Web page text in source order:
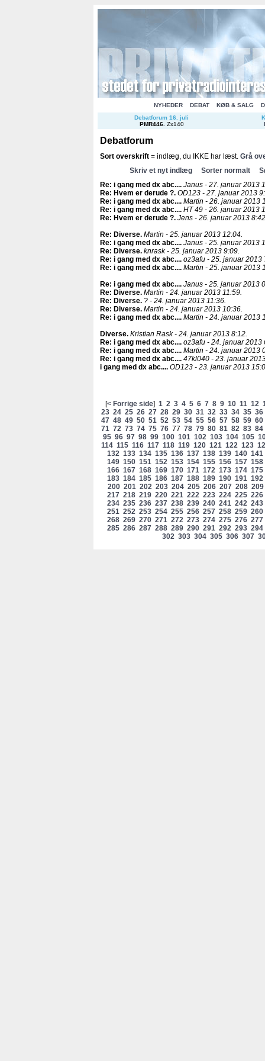
NYHEDER DEBAT KØB & SALG
Debatforum 16. juli
PMR446. Zx140
Debatforum
Sort overskrift = indlæg, du IKKE har læst. Grå
Skriv et nyt indlæg
Sorter normalt
Re: i gang med dx abc.... Janus - 27. januar 2013
Re: Hvem er derude ?. OD123 - 27. januar 2013
Re: i gang med dx abc.... Martin - 26. januar 2013
Re: i gang med dx abc.... HT 49 - 26. januar 2013
Re: Hvem er derude ?. Jens - 26. januar 2013
Re: Diverse. Martin - 25. januar 2013 12:04.
Re: i gang med dx abc.... Janus - 25. januar 2013
Re: Diverse. knrask - 25. januar 2013 9:09.
Re: i gang med dx abc.... oz3afu - 25. januar 2013
Re: i gang med dx abc.... Martin - 25. januar 2013
Re: i gang med dx abc.... Janus - 25. januar 2013
Re: Diverse. Martin - 24. januar 2013 11:59.
Re: Diverse. ? - 24. januar 2013 11:36.
Re: Diverse. Martin - 24. januar 2013 10:36.
Re: i gang med dx abc.... Martin - 24. januar 2013
Diverse. Kristian Rask - 24. januar 2013 8:12.
Re: i gang med dx abc.... oz3afu - 24. januar 2013
Re: i gang med dx abc.... Martin - 24. januar 2013
Re: i gang med dx abc.... 47kl040 - 23. januar
i gang med dx abc.... OD123 - 23. januar 2013
[< Forrige side] 1 2 3 4 5 6 7 8 9 10 11 12
23 24 25 26 27 28 29 30 31 32 33 34 35 36
47 48 49 50 51 52 53 54 55 56 57 58 59 60
71 72 73 74 75 7677 78 79 80 81 82 83 84
95 96 97 98 99 100 101 102 103 104 105
114 115 116 117 118 119 120 121 122 123
132 133 134 135 136 137 138 139 140 141
149 150 151 152 153 154 155 156 157 158
166 167 168 169 170 171 172 173 174 175
183 184 185 186 187 188 189 190 191 192
200 201 202 203 204 205 206 207 208 209
217 218 219 220 221 222 223 224 225 226
234 235 236 237 238 239 240 241 242 243
251 252 253 254 255 256 257 258 259 260
268 269 270 271 272 273 274 275 276 277
285 286 287 288 289 290 291 292 293 294
302 303 304 305 306 307